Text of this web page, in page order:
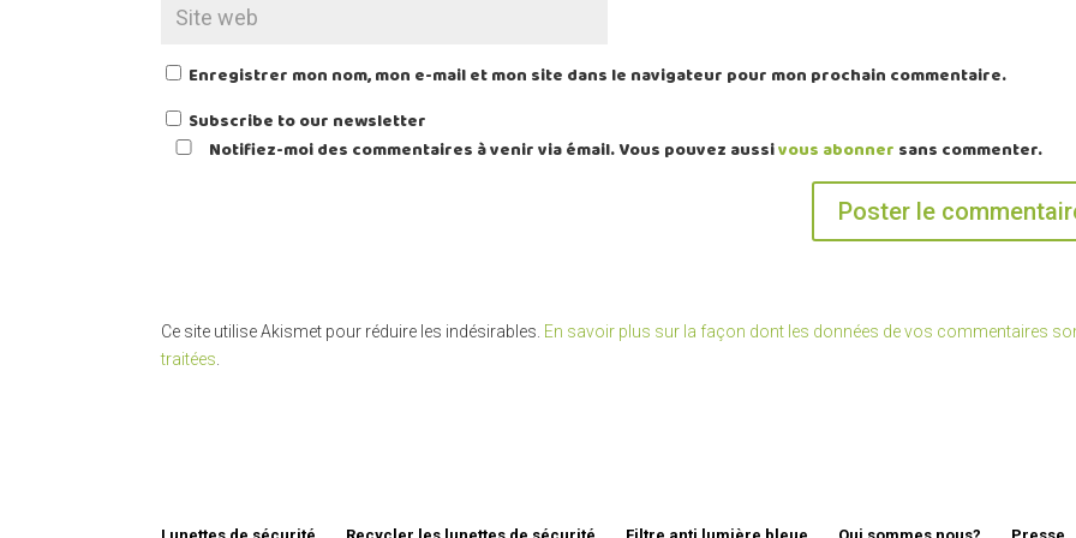
Enregistrer mon nom, mon e-mail et mon site dans le navigateur pour mon prochain commentaire.
Subscribe to our newsletter
Notifiez-moi des commentaires à venir via émail. Vous pouvez aussivous abonner sans commenter.
Ce site utilise Akismet pour réduire les indésirables. En savoir plus sur la façon dont les données de vos commentaires
traitées